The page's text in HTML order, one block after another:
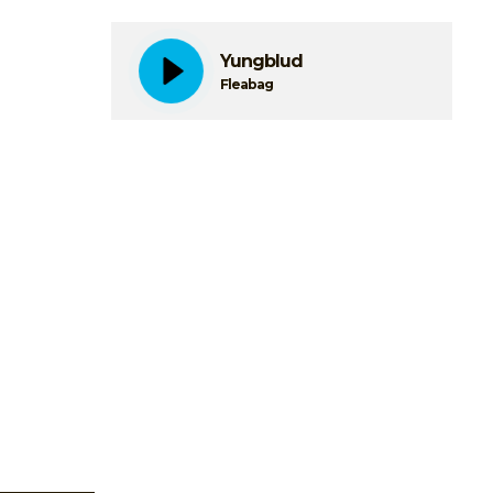
Yungblud
Fleabag